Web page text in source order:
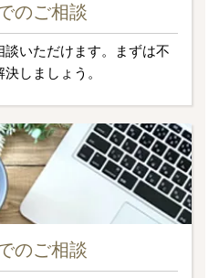
のご相談
談いただけます。まずは不
しましょう。
のご相談